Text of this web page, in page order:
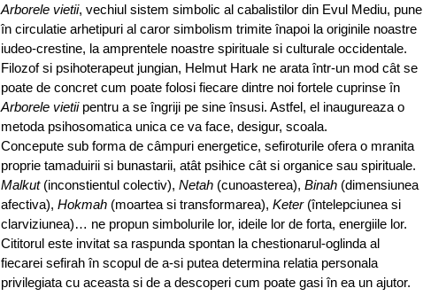
Arborele vietii, vechiul sistem simbolic al cabalistilor din Evul Mediu, pune
în circulatie arhetipuri al caror simbolism trimite înapoi la originile noastre
iudeo-crestine, la amprentele noastre spirituale si culturale occidentale.
Filozof si psihoterapeut jungian, Helmut Hark ne arata într-un mod cât se
poate de concret cum poate folosi fiecare dintre noi fortele cuprinse în
Arborele vietiipentru a se îngriji pe sine însusi. Astfel, el inaugureaza o
metoda psihosomatica unica ce va face, desigur, scoala.
Concepute sub forma de câmpuri energetice, sefiroturile ofera o mranita
proprie tamaduirii si bunastarii, atât psihice cât si organice sau spirituale.
Malkut(inconstientul colectiv), Netah (cunoasterea), Binah (dimensiunea
afectiva), Hokmah (moartea si transformarea), Keter(întelepciunea si
clarviziunea)… ne propun simbolurile lor, ideile lor de forta, energiile lor.
Cititorul este invitat sa raspunda spontan la chestionarul-oglinda al
fiecarei sefirah în scopul de a-si putea determina relatia personala
privilegiata cu aceasta si de a descoperi cum poate gasi în ea un ajutor.